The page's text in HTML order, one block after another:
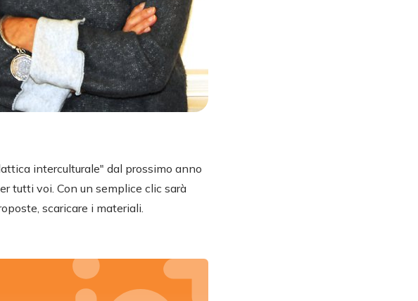
interculturale" dal prossimo anno
tutti voi. Con un semplice clic sarà
scaricare i materiali.